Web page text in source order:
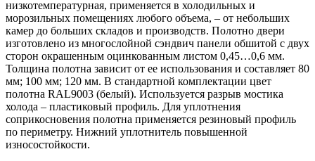
низкотемпературная, применяется в холодильных и
морозильных помещениях любого объема, – от небольших
камер до больших складов и производств. Полотно двери
изготовлено из многослойной сэндвич панели обшитой с двух
сторон окрашенным оцинкованным листом 0,45…0,6 мм.
Толщина полотна зависит от ее использования и составляет 80
мм; 100 мм; 120 мм. В стандартной комплектации цвет
полотна RAL9003 (белый). Используется разрыв мостика
холода – пластиковый профиль. Для уплотнения
соприкосновения полотна применяется резиновый профиль
по периметру. Нижний уплотнитель повышенной
износостойкости.